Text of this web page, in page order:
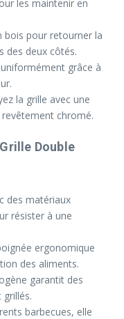
les maintenir en
bois pour retourner la
des deux côtés.
grâce à
la grille avec une
chromé.
Double
des matériaux
résister à une
ergonomique
des aliments.
garantit des
barbecues, elle